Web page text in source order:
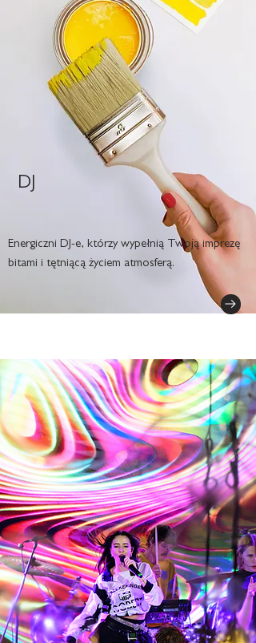
DJ
Energiczni DJ-e, którzy wypełnią Twoją imprezę
bitami i tętniącą życiem atmosferą.